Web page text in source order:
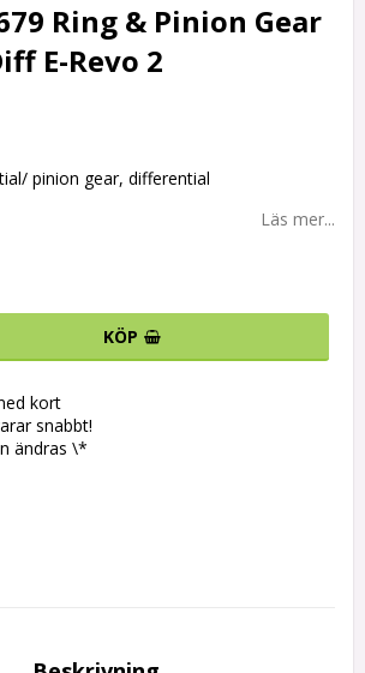
Ring & Pinion Gear
E-Revo 2
pinion gear, differential
Läs mer...
KÖP
kort
snabbt!
ändras \*